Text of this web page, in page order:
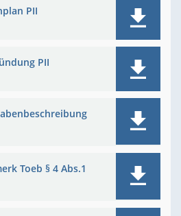
PII
PII
Toeb § 4 Abs.1